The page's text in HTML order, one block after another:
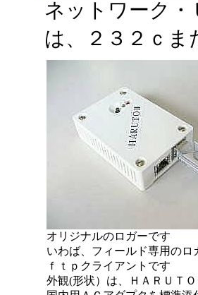
ネットワーク
は、２３２ｃま
オリジナルのロガーです
いわば、フィールド専用のロ
ｆｔｐクライアントです
外観(形状）は、ＨＡＲＵＴ